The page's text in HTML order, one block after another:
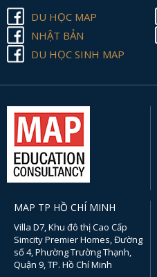
DU HỌC MAP
NHẬT BẢN
DU HỌC SINH MAP
MAP TP HỒ CHÍ MINH
Villa D7, Khu đô thị Cao Cấp
Simcity Premier Homes, Đường
số 4, Phường Trường Thạnh,
Quận 9, TP. Hồ Chí Minh